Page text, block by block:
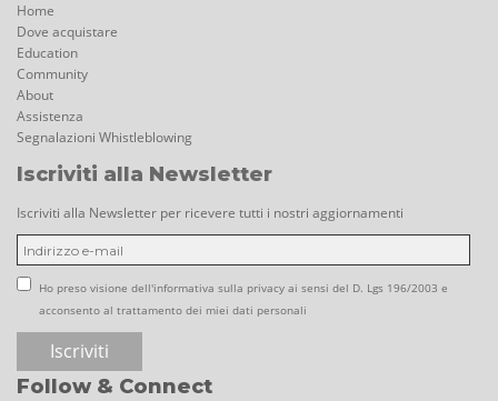
Home
Dove acquistare
Education
Community
About
Assistenza
Segnalazioni Whistleblowing
Iscriviti alla Newsletter
Iscriviti alla Newsletter per ricevere tutti i nostri aggiornamenti
Ho preso visione dell'informativa sulla privacy ai sensi del D. Lgs 196/2003 e
acconsento al trattamento dei miei dati personali
Follow & Connect